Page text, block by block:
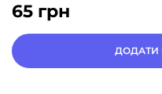
65 грн
ДОДАТИ